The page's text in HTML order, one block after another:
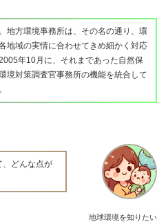
地方環境事務所は、その名の通り、環
地域の実情に合わせてきめ細かく対応
年10月に、それまであった自然保
境対策調査官事務所の機能を統合して
地球環境を知りたい
、どんな点が